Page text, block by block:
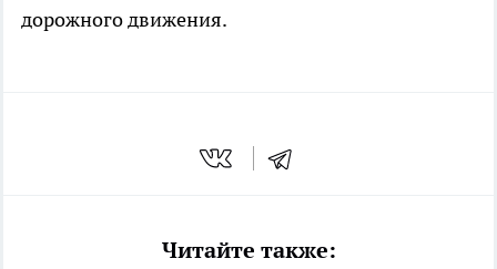
дорожного движения.
Читайте также: